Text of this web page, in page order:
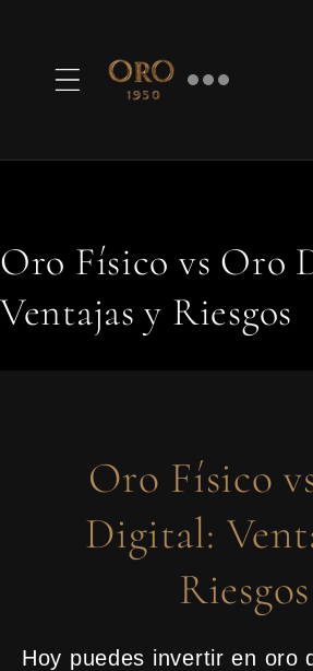
al contenido
Oro Físico vs Oro
Ventajas y Riesgos
Oro Físico
Digital:
Riesgos
Hoy puedes invertir en oro